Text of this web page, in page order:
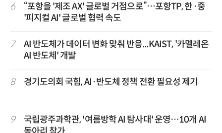
6
“포항을 '제조 AX' 글로벌 거점으로”…포항TP, 한·중
'피지컬 AI' 글로벌 협력 속도
7
AI 반도체가 데이터 변화 맞춰 반응...KAIST, '카멜레온
AI 반도체' 개발
8 경기도의회 국힘, AI·반도체 정책 전환 필요성 제기
9
국립광주과학관, '여름방학 AI 탐사대' 운영…10개 AI
동아리 참가